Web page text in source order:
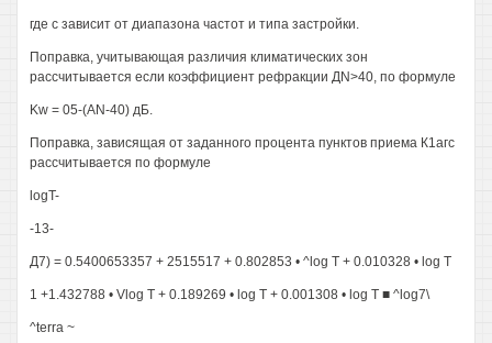
где с зависит от диапазона частот и типа застройки.
Поправка, учитывающая различия климатических зон
рассчитывается если коэффициент рефракции ДN>40, по формуле
Kw = 05-(AN-40) дБ.
Поправка, зависящая от заданного процента пунктов приема К1агс
рассчитывается по формуле
logT-
-13-
Д7) = 0.5400653357 + 2515517 + 0.802853 • ^log T + 0.010328 • log T
1 +1.432788 • Vlog T + 0.189269 • log T + 0.001308 • log T ■ ^log7\
^terra ~